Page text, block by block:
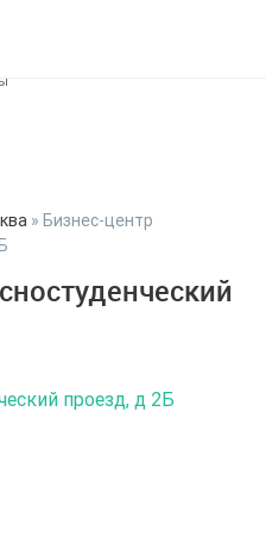
» Бизнес-центр
проезд, д 2Б